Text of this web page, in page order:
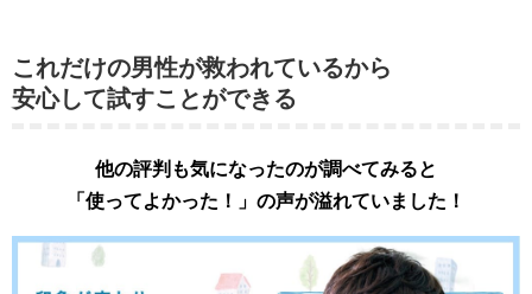
これだけの男性が救われているから
安心して試すことができる
他の評判も気になったのが調べてみると
「使ってよかった！」の声が溢れていました！